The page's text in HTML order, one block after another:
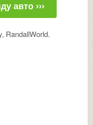
авто ›››
RandallWorld.